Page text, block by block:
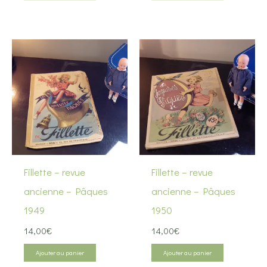
Fillette – revue
ancienne – Pâques
1949
14,00€
Ajouter au panier
Fillette – revue
ancienne – Pâques
1950
14,00€
Ajouter au panier